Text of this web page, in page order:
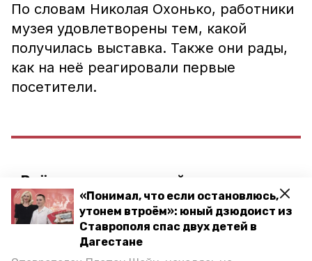
«Понимал, что если остановлюсь,
утонем втроём»: юный дзюдоист из
Ставрополя спас двух детей в
Дагестане
По словам Николая Охонько, работники
музея удовлетворены тем, какой
получилась выставка. Также они рады,
как на неё реагировали первые
посетители.
«Всё вместе в этой среде очень
хорошо работает. Впечатления
нашего творческого коллектива: мы
довольны. Нам удалась работа. Нам